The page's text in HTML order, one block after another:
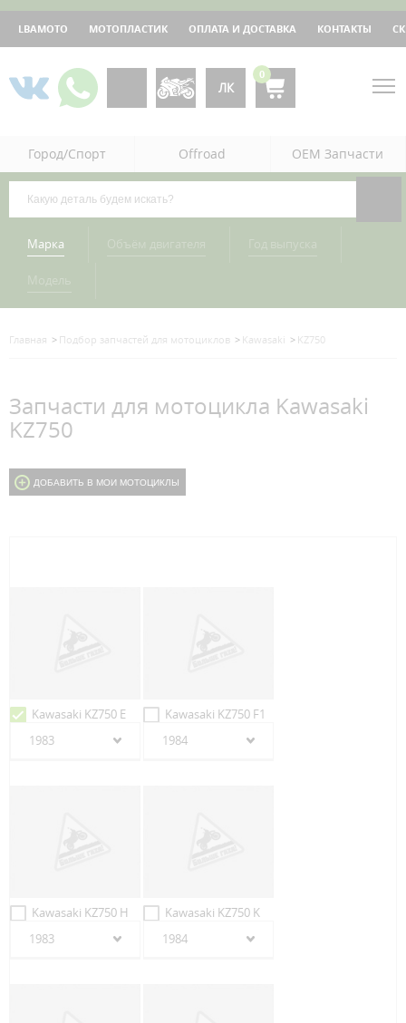
LBAMOTO МОТОПЛАСТИК ОПЛАТА И ДОСТАВКА КОНТАКТЫ
ЛК
0
Город/Спорт Offroad OEM Запчасти
Марка
Главная Подбор запчастей для мотоциклов Kawasaki KZ750
Запчасти для мотоцикла Kawasaki
KZ750
ДОБАВИТЬ В МОИ МОТОЦИКЛЫ
Kawasaki KZ750 E
1983
Kawasaki KZ750 F1
1984
Kawasaki KZ750 H
1983
Kawasaki KZ750 K
1984